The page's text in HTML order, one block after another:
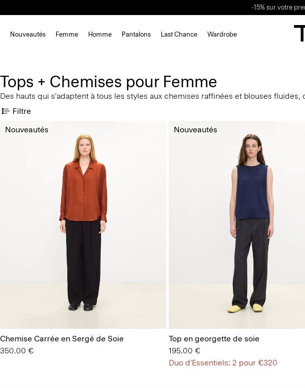
-15% sur votre
Nouveautés Femme Homme Pantalons Last Chance Wardrobe
Tops + Chemises pour Femme
Des hauts qui s'adaptent à tous les styles aux chemises raffinées et blouses
Filtre
Chemise Carrée en Sergé de Soie
350.00 €
Nouveautés
Top en georgette de soie
195.00 €
Duo d'Essentiels: 2 pour €320
Nouveautés